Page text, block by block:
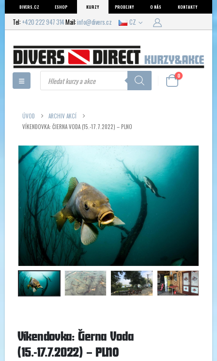
DIVERS.CZ ESHOP KURZY PRODEJNY O NÁS KONTAKTY
Tel: +420 222 947 314Mail:info@divers.cz CZ
Products
search 0
ÚVOD
ARCHIV AKCÍ
VÍKENDOVKA: ČIERNA VODA (15.-17.7.2022) – PLNO
Víkendovka: Čierna Voda
(15.-17.7.2022) – PLNO